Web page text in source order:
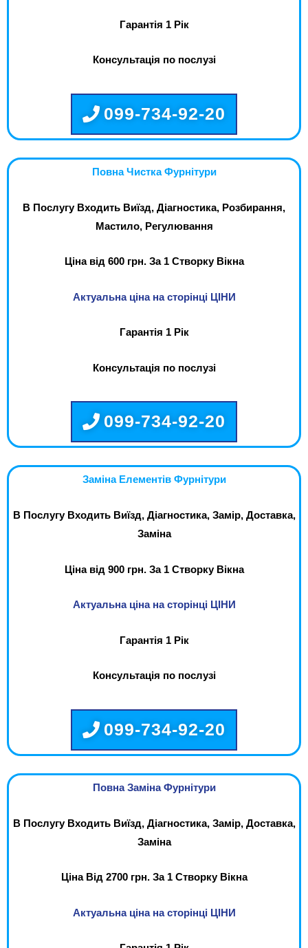
Гарантія 1 Рік
Консультація по послузі
099-734-92-20
Повна Чистка Фурнітури
В Послугу Входить Виїзд, Діагностика, Розбирання,
Мастило, Регулювання
Ціна від 600 грн. За 1 Створку Вікна
Актуальна ціна на сторінці ЦІНИ
Гарантія 1 Рік
Консультація по послузі
099-734-92-20
Заміна Елементів Фурнітури
В Послугу Входить Виїзд, Діагностика, Замір, Доставка,
Заміна
Ціна від 900 грн. За 1 Створку Вікна
Актуальна ціна на сторінці ЦІНИ
Гарантія 1 Рік
Консультація по послузі
099-734-92-20
Повна Заміна Фурнітури
В Послугу Входить Виїзд, Діагностика, Замір, Доставка,
Заміна
Ціна Від 2700 грн. За 1 Створку Вікна
Актуальна ціна на сторінці ЦІНИ